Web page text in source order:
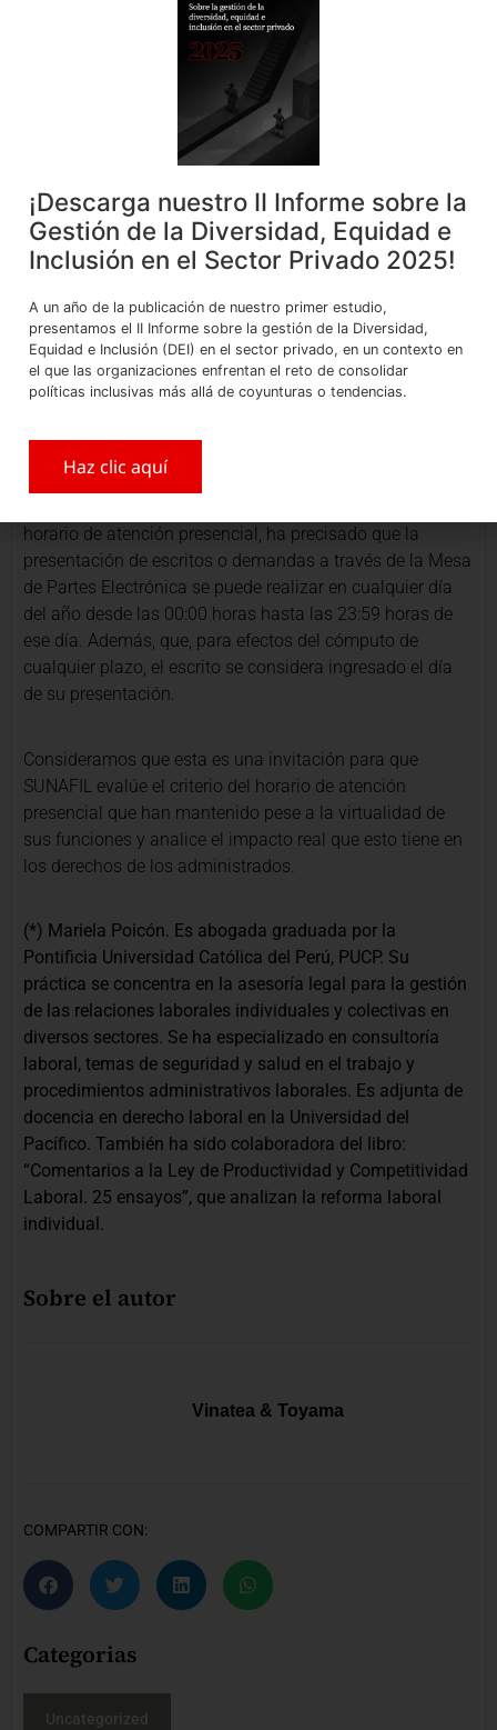
horario institucional presencial tiene incidencia en el
cómputo de plazos para el ejercicio de derechos del
administrado, como la solicitud del caso concreto
evaluado por la Sala o, en la inspección laboral, la
presentación de recursos administrativos en el marco de
un procedimiento administrativo sancionador.
En ese sentido, tratándose de una plataforma web que
garantiza que su acceso y funcionalidad está disponible
las 24 horas -como indica la nota de prensa que anuncia
límite horario de atención. La plataforma no es
administrada de forma presencial por un funcionario
público, escenario que sí justificaría (y anteriormente
justificaba) la existencia de un horario de atención
Incluso, podemos observar que otras entidades públicas,
horario de atención presencial, ha precisado que la
presentación de escritos o demandas a través de la Mesa
de Partes Electrónica se puede realizar en cualquier día
del año desde las 00:00 horas hasta las 23:59 horas de
ese día. Además, que, para efectos del cómputo de
cualquier plazo, el escrito se considera ingresado el día
de su presentación.
Consideramos que esta es una invitación para que
SUNAFIL evalúe el criterio del horario de atención
presencial que han mantenido pese a la virtualidad de
sus funciones y analice el impacto real que esto tiene en
los derechos de los administrados.
(*) Mariela Poicón. Es abogada graduada por la
Pontificia Universidad Católica del Perú, PUCP. Su
práctica se concentra en la asesoría legal para la gestión
de las relaciones laborales individuales y colectivas en
diversos sectores. Se ha especializado en consultoría
laboral, temas de seguridad y salud en el trabajo y
procedimientos administrativos laborales. Es adjunta de
docencia en derecho laboral en la Universidad del
Pacífico. También ha sido colaboradora del libro:
“Comentarios a la Ley de Productividad y Competitividad
Laboral. 25 ensayos”, que analizan la reforma laboral
individual.
Sobre el autor
Vinatea & Toyama
COMPARTIR CON:
Categorias
Uncategorized
¡Descarga nuestro II Informe sobre la
Gestión de la Diversidad, Equidad e
Inclusión en el Sector Privado 2025!
A un año de la publicación de nuestro primer estudio,
presentamos el II Informe sobre la gestión de la Diversidad,
Equidad e Inclusión (DEI) en el sector privado, en un contexto en
el que las organizaciones enfrentan el reto de consolidar
políticas inclusivas más allá de coyunturas o tendencias.
Haz clic aquí